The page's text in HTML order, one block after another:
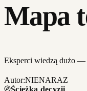
Mapa
Eksperci wiedzą dużo —
Autor:NIENARAZ